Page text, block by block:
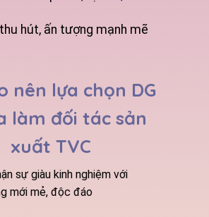
hút, ấn tượng mạnh mẽ
nên lựa chọn DG
làm đối tác sản
xuất TVC
sự giàu kinh nghiệm với
mới mẻ, độc đáo